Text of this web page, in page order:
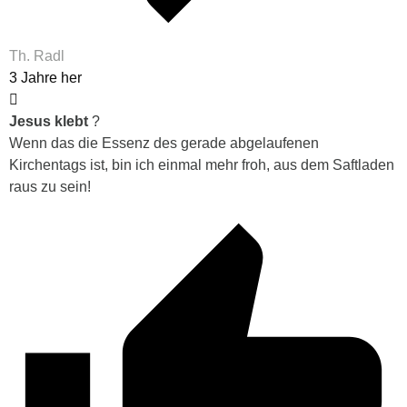
Th. Radl
3 Jahre her
Jesus klebt ?
Wenn das die Essenz des gerade abgelaufenen
Kirchentags ist, bin ich einmal mehr froh, aus dem Saftladen
raus zu sein!